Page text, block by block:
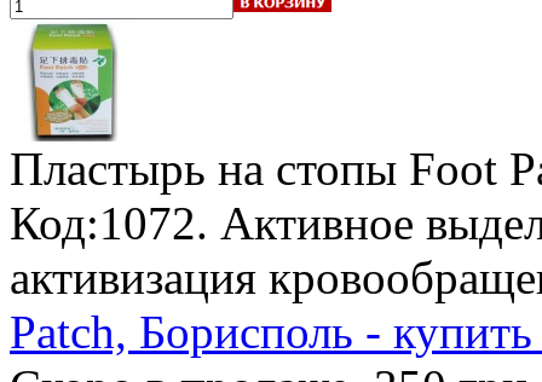
Пластырь на стопы Foot
Код:1072. Активное
активизация
Patch, Борисполь - купить